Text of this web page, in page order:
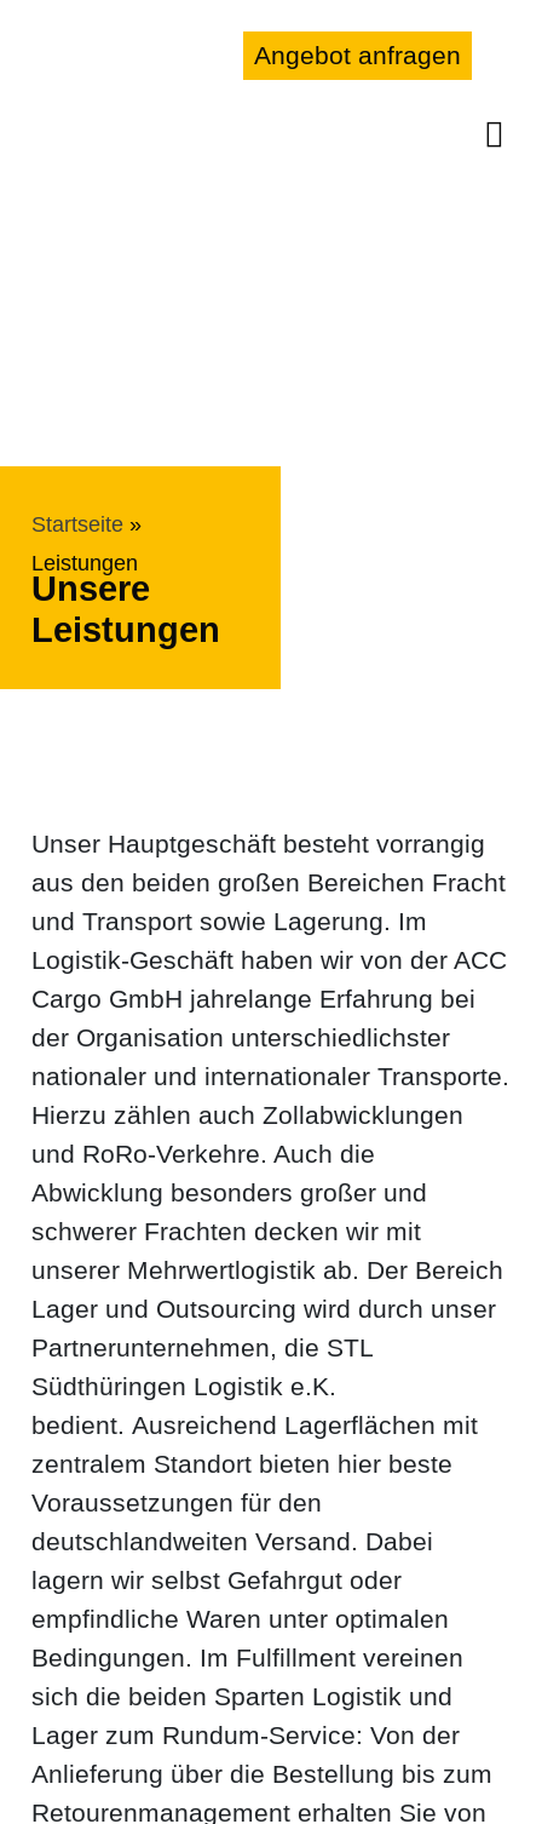
Angebot anfragen
Startseite»
Leistungen
Unsere
Leistungen
Unser Hauptgeschäft besteht vorrangig
aus den beiden großen Bereichen Fracht
und Transport sowie Lagerung. Im
Logistik-Geschäft haben wir von der ACC
Cargo GmbH jahrelange Erfahrung bei
der Organisation unterschiedlichster
nationaler und internationaler Transporte.
Hierzu zählen auch Zollabwicklungen
und RoRo-Verkehre. Auch die
Abwicklung besonders großer und
schwerer Frachten decken wir mit
unserer Mehrwertlogistik ab. Der Bereich
Lager und Outsourcing wird durch unser
Partnerunternehmen, die STL
Südthüringen Logistik e.K.
bedient. Ausreichend Lagerflächen mit
zentralem Standort bieten hier beste
Voraussetzungen für den
deutschlandweiten Versand. Dabei
lagern wir selbst Gefahrgut oder
empfindliche Waren unter optimalen
Bedingungen. Im Fulfillment vereinen
sich die beiden Sparten Logistik und
Lager zum Rundum-Service: Von der
Anlieferung über die Bestellung bis zum
Retourenmanagement erhalten Sie von